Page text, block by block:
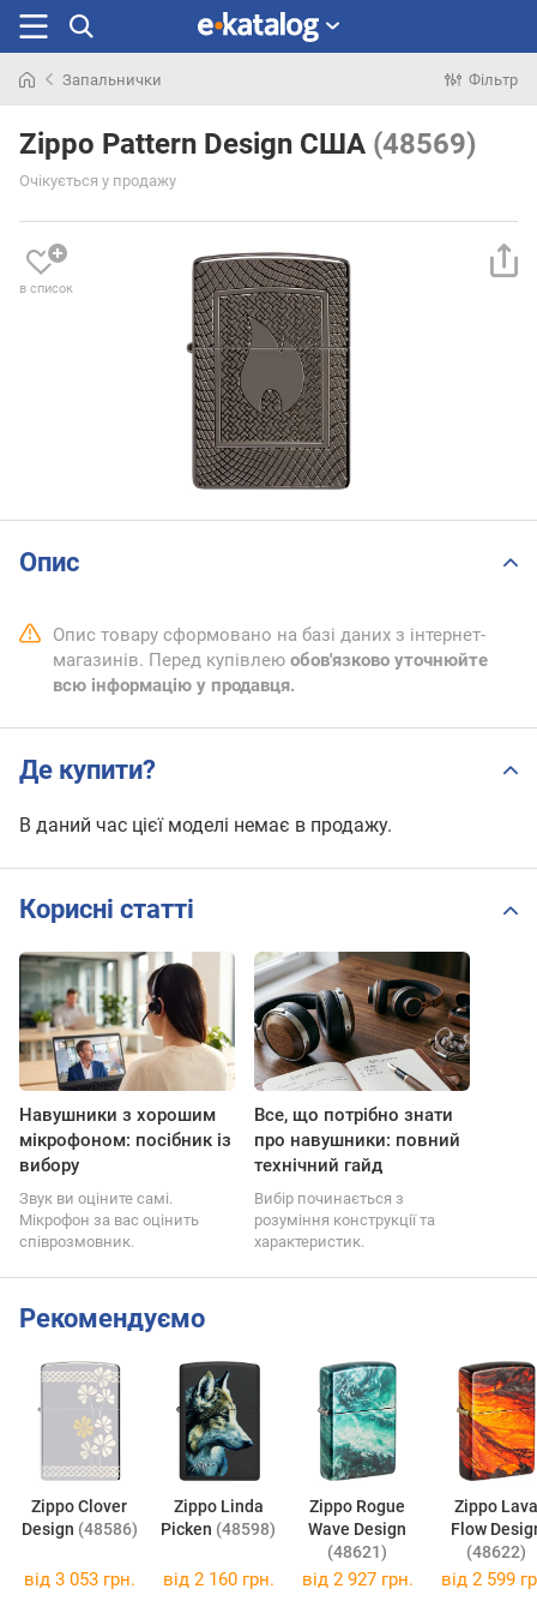
раніше
Запальнички Фільтр
Zippo Pattern Design США (48569)
Очікується у продажу
в список
Опис
Опис товару сформовано на базі даних з інтернет-
магазинів. Перед купівлею обов'язково уточнюйте
всю інформацію у продавця.
Де купити?
В даний час цієї моделі немає в продажу.
Корисні статті
Навушники з хорошим
мікрофоном: посібник із
вибору
Звук ви оціните самі.
Мікрофон за вас оцінить
співрозмовник.
Все, що потрібно знати
про навушники: повний
технічний гайд
Вибір починається з
розуміння конструкції та
характеристик.
Рекомендуємо
Zippo Clover
Design (48586)
Zippo Linda
Picken (48598)
Zippo Rogue
Wave Design
(48621)
Zippo Lava
Flow
(48622)
від 3 053 грн. від 2 160 грн. від 2 927 грн. від 2 599